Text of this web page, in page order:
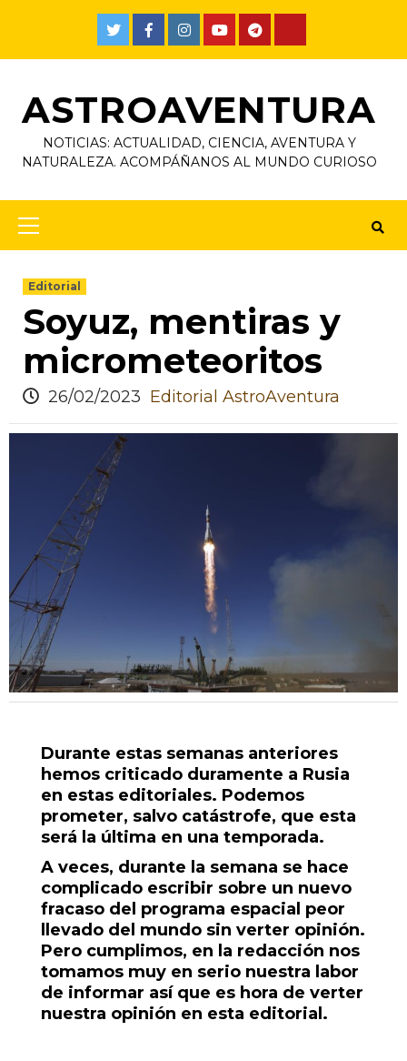
ASTROAVENTURA
NOTICIAS: ACTUALIDAD, CIENCIA, AVENTURA Y
NATURALEZA. ACOMPÁÑANOS AL MUNDO CURIOSO
Editorial
Soyuz, mentiras y
micrometeoritos
26/02/2023 Editorial AstroAventura
Durante estas semanas anteriores
hemos criticado duramente a Rusia
en estas editoriales. Podemos
prometer, salvo catástrofe, que esta
será la última en una temporada.
A veces, durante la semana se hace
complicado escribir sobre un nuevo
fracaso del programa espacial peor
llevado del mundo sin verter opinión.
Pero cumplimos, en la redacción nos
tomamos muy en serio nuestra labor
de informar así que es hora de verter
nuestra opinión en esta editorial.